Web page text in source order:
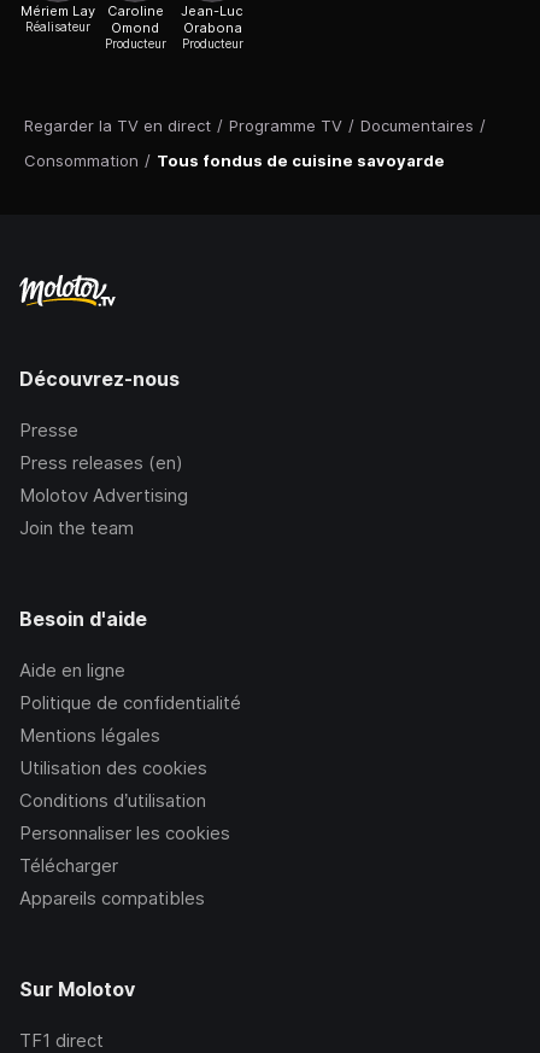
Regarder la TV en direct / Programme TV / Documentaires /
Consommation / Tous fondus de cuisine savoyarde
Mériem Lay
Réalisateur
Caroline
Omond
Producteur
Jean-Luc
Orabona
Producteur
Découvrez-nous
Presse
Press releases (en)
Molotov Advertising
Join the team
Besoin d'aide
Aide en ligne
Politique de confidentialité
Mentions légales
Utilisation des cookies
Conditions d’utilisation
Personnaliser les cookies
Télécharger
Appareils compatibles
Sur Molotov
TF1 direct